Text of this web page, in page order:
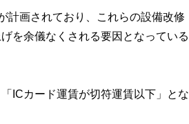
計画されており、これらの設備改修
を余儀なくされる要因となっている
ICカード運賃が切符運賃以下」とな